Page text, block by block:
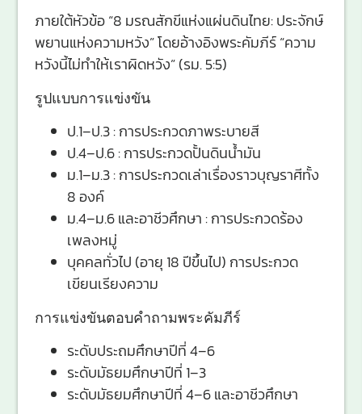
ภายใต้หัวข้อ “8 มรณสักขีแห่งแผ่นดินไทย: ประจักษ์
พยานแห่งความหวัง” โดยอ้างอิงพระคัมภีร์ “ความ
หวังนี้ไม่ทำให้เราผิดหวัง” (รม. 5:5)
รูปแบบการแข่งขัน
ป.1–ป.3 : การประกวดภาพระบายสี
ป.4–ป.6 : การประกวดปั้นดินน้ำมัน
ม.1–ม.3 : การประกวดเล่าเรื่องราวบุญราศีทั้ง
8 องค์
ม.4–ม.6 และอาชีวศึกษา : การประกวดร้อง
เพลงหมู่
บุคคลทั่วไป (อายุ 18 ปีขึ้นไป) การประกวด
เขียนเรียงความ
การแข่งขันตอบคำถามพระคัมภีร์
ระดับประถมศึกษาปีที่ 4–6
ระดับมัธยมศึกษาปีที่ 1–3
ระดับมัธยมศึกษาปีที่ 4–6 และอาชีวศึกษา